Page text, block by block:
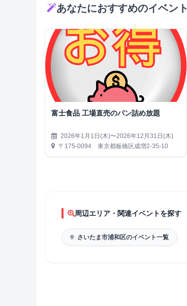
あなたにおすすめのイベント
富士食品 工場直売のパン詰め放題
2026年1月1日(木)〜2026年12月31日(木)
〒175-0094 東京都板橋区成増2-35-10
周辺エリア・関連イベントを探す
さいたま市浦和区のイベント一覧